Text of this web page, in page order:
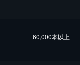
60,000本以上